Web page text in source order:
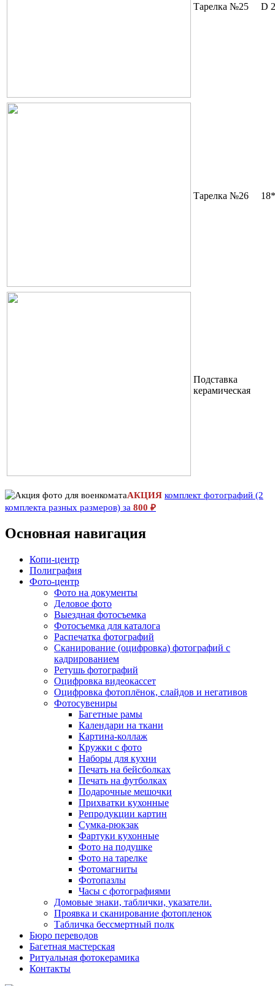
Тарелка №25 D
Тарелка №26
Подставка
керамическая
АКЦИЯ комплект фотографий (2
комплекта разных размеров) за 800 ₽
Основная навигация
Копи-центр
Полиграфия
Фото-центр
Фото на документы
Деловое фото
Выездная фотосъемка
Фотосъемка для каталога
Распечатка фотографий
Сканирование (оцифровка) фотографий с
кадрированием
Ретушь фотографий
Оцифровка видеокассет
Оцифровка фотоплёнок, слайдов и негативов
Фотосувениры
Багетные рамы
Календари на ткани
Картина-коллаж
Кружки с фото
Наборы для кухни
Печать на бейсболках
Печать на футболках
Подарочные мешочки
Прихватки кухонные
Репродукции картин
Сумка-рюкзак
Фартуки кухонные
Фото на подушке
Фото на тарелке
Фотомагниты
Фотопазлы
Часы с фотографиями
Домовые знаки, таблички, указатели.
Проявка и сканирование фотопленок
Табличка бессмертный полк
Бюро переводов
Багетная мастерская
Ритуальная фотокерамика
Контакты